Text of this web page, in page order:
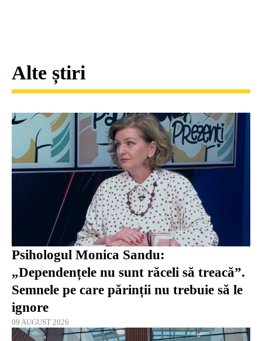
Alte știri
Psihologul Monica Sandu:
„Dependențele nu sunt răceli să treacă”.
Semnele pe care părinții nu trebuie să le
ignore
09 AUGUST 2026